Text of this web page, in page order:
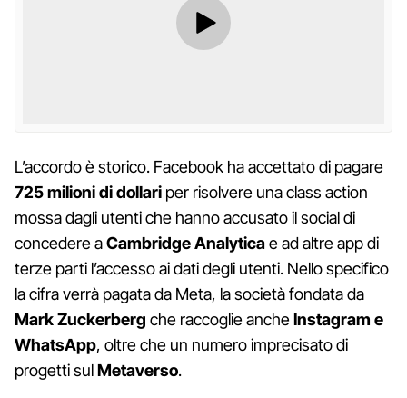
L’accordo è storico. Facebook ha accettato di pagare
725 milioni di dollari per risolvere una class action
mossa dagli utenti che hanno accusato il social di
concedere aCambridge Analyticae ad altre app di
terze parti l’accesso ai dati degli utenti. Nello specifico
la cifra verrà pagata da Meta, la società fondata da
Mark Zuckerberg che raccoglie ancheInstagram e
WhatsApp, oltre che un numero imprecisato di
progetti sulMetaverso.